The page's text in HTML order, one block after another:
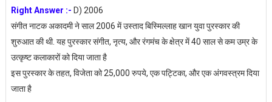
Right Answer :- D) 2006
संगीत नाटक अकादमी ने साल 2006 में उस्ताद बिस्मिल्लाह खान युवा पुरस्कार की
शुरुआत की थी. यह पुरस्कार संगीत, नृत्य, और रंगमंच के क्षेत्र में 40 साल से कम उम्र के
उत्कृष्ट कलाकारों को दिया जाता है
इस पुरस्कार के तहत, विजेता को 25,000 रुपये, एक पट्टिका, और एक अंगवस्त्रम दिया
जाता है